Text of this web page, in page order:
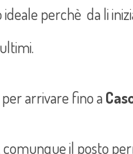
ideale perchè da li
per arrivare fino a
il posto